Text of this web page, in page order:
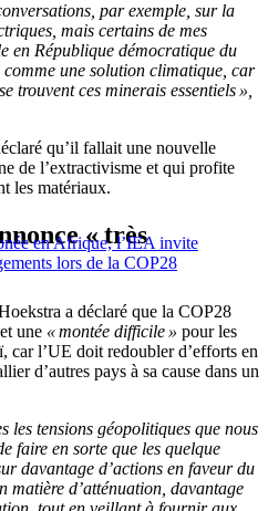
par exemple, sur la
mais certains de mes
en République démocratique du
une solution climatique, car
trouvent ces minerais essentiels »,
qu’il fallait une nouvelle
de l’extractivisme et qui profite
les matériaux.
en Afrique, l’IEA invite
lors de la COP28
« très
a déclaré que la COP28
et une « montée difficile » pour les
car l’UE doit redoubler d’efforts en
d’autres pays à sa cause dans un
les tensions géopolitiques que nous
faire en sorte que les quelque
davantage d’actions en faveur du
matière d’atténuation, davantage